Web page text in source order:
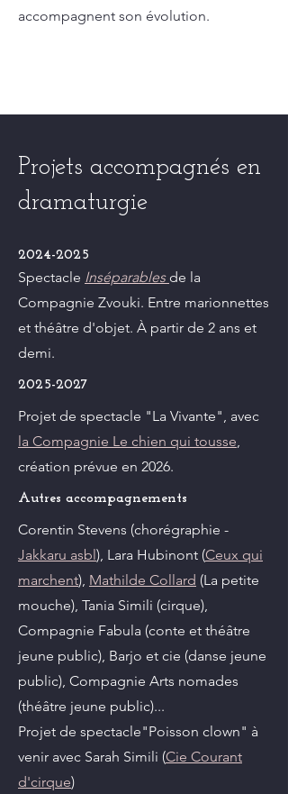
accompagnent son évolution.
Projets accompagnés en
dramaturgie
2024-2025
Spectacle Inséparables de la
Compagnie Zvouki. Entre marionnettes
et théâtre d'objet. À partir de 2 ans et
demi.
2025-2027
Projet de spectacle "La Vivante", avec
la Compagnie Le chien qui tousse,
création prévue en 2026.
Autres accompagnements
Corentin Stevens (chorégraphie -
Jakkaru asbl), Lara Hubinont (Ceux qui
marchent), Mathilde Collard (La petite
mouche), Tania Simili (cirque),
Compagnie Fabula (conte et théâtre
jeune public), Barjo et cie (danse jeune
public), Compagnie Arts nomades
(théâtre jeune public)...
Projet de spectacle"Poisson clown" à
venir avec Sarah Simili (Cie Courant
d'cirque)